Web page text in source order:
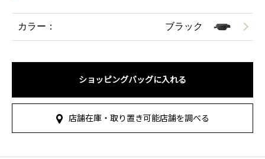
カラー： ブラック
ショッピングバッグに入れる
店舗在庫・取り置き可能店舗を調べる